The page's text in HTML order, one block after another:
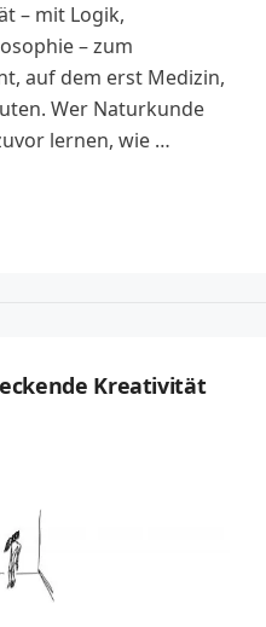
– mit Logik,
– zum
auf dem erst Medizin,
Wer Naturkunde
lernen, wie …
Kreativität